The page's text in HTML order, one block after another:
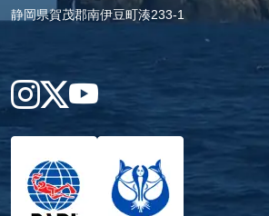
静岡県賀茂郡南伊豆町湊233-1
Instagram